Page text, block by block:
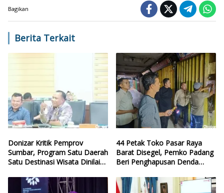
Bagikan
Berita Terkait
Donizar Kritik Pemprov
Sumbar, Program Satu Daerah
Satu Destinasi Wisata Dinilai
44 Petak Toko Pasar Raya
Barat Disegel, Pemko Padang
Beri Penghapusan Denda